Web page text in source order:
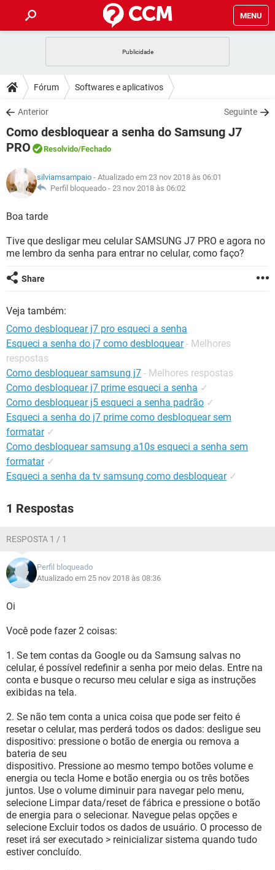
MENU
CELULAR FACEBOOK
OUTLOOK
INSTAGRAM GMAIL
GUIA DE COMPRAS
DICAS
JOGOS WHATSAPP
OUTLOOK
GUIA DE COMPRAS
DOWNLOADS
JOGOS WHATSAPP
CELULAR
OUTLOOK EXCEL
INSTAGRAM
GUIA DE COMPRAS
FÓRUM
CELULAR FACEBOOK
GUIA DE COMPRAS
GLOSSÁRIO
JOGOS
CELULAR
OUTLOOK EXCEL
INSTAGRAM GMAIL
GUIA DE COMPRAS
Fórum Softwares e aplicativos
Anterior Seguinte
Como desbloquear a senha do Samsung J7
PRO
Resolvido/Fechado
silviamsampaio - Atualizado em 23 nov 2018 às 06:01
Perfil bloqueado - 23 nov 2018 às 06:02
Boa tarde
Tive que desligar meu celular SAMSUNG J7 PRO e agora no
me lembro da senha para entrar no celular, como faço?
Share
Veja também:
Como desbloquear j7 pro esqueci a senha
Esqueci a senha do j7 como desbloquear - Melhores
respostas
Como desbloquear samsung j7 - Melhores respostas
Como desbloquear j7 prime esqueci a senha ✓
Como desbloquear j5 esqueci a senha padrão ✓
Esqueci a senha do j7 prime como desbloquear sem
formatar ✓
Como desbloquear samsung a10s esqueci a senha sem
formatar ✓
Esqueci a senha da tv samsung como desbloquear ✓
1 Respostas
RESPOSTA 1 / 1
Perfil bloqueado
Atualizado em 25 nov 2018 às 08:36
Oi
Você pode fazer 2 coisas:
1. Se tem contas da Google ou da Samsung salvas no
celular, é possível redefinir a senha por meio delas. Entre na
conta e busque o recurso meu celular e siga as instruções
exibidas na tela.
2. Se não tem conta a unica coisa que pode ser feito é
resetar o celular, mas perderá todos os dados: desligue seu
dispositivo: pressione o botão de energia ou remova a
bateria de seu
dispositivo. Pressione ao mesmo tempo botões volume e
energia ou tecla Home e botão energia ou os três botões
juntos. Use o volume diminuir para navegar pelo menu,
selecione Limpar data/reset de fábrica e pressione o botão
de energia para o selecionar. Navegue pelas opções e
selecione Excluir todos os dados de usuário. O processo de
reset irá ser executado > reinicializar sistema quando tudo
estiver concluído.